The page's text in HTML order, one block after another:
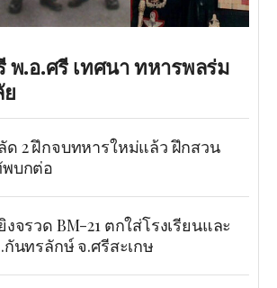
พ.อ.ศรี เทศนา ทหารพลร่ม
2 ฝึกจบทหารใหม่แล้ว ฝึกสวน
บกต่อ
จรวด BM-21 ตกใส่โรงเรียนและ
นทรลักษ์ จ.ศรีสะเกษ